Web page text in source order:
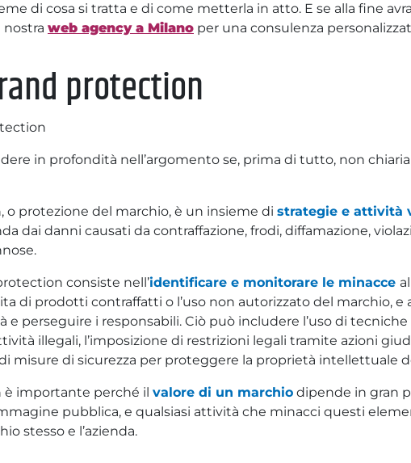
di cosa si tratta e di come metterla in atto. E se alla fine
nostra web agency a Milano per una consulenza
protection
in profondità nell’argomento se, prima di tutto, non
o protezione del marchio, è un insieme di strategie e attività
dai danni causati da contraffazione, frodi, diffamazione,
consiste nell’identificare e monitorare le minacce
di prodotti contraffatti o l’uso non autorizzato del marchio,
e perseguire i responsabili. Ciò può includere l’uso di
illegali, l’imposizione di restrizioni legali tramite azioni
misure di sicurezza per proteggere la proprietà intellettuale
importante perché il valore di un marchio dipende in gran
pubblica, e qualsiasi attività che minacci questi
stesso e l’azienda.